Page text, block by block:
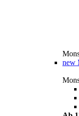
new